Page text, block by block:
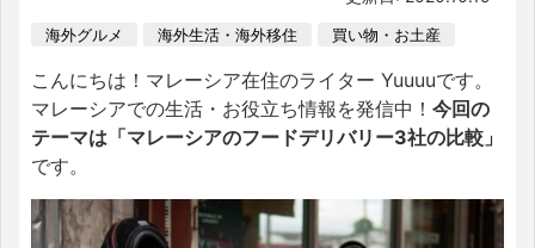
海外グルメ 海外生活・海外移住 買い物・お土産
こんにちは！マレーシア在住のライター Yuuuuです。
マレーシアでの生活・お役立ち情報を発信中！ 今回の
テーマは「マレーシアのフードデリバリー3社の比較」
です。